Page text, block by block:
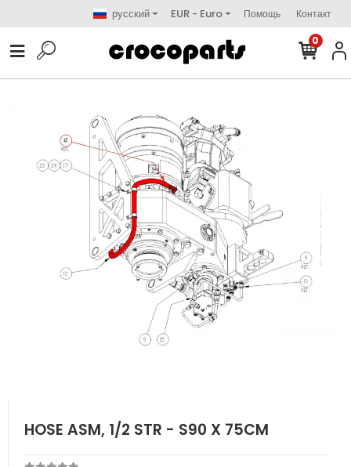
русский EUR - Euro Помощь Контакт
0
HOSE ASM, 1/2 STR - S90 X 75CM